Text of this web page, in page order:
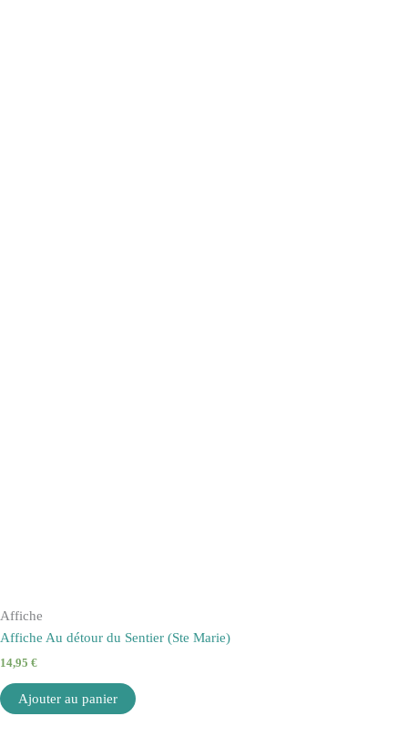
Affiche
Affiche Au détour du Sentier (Ste Marie)
14,95 €
Ajouter au panier